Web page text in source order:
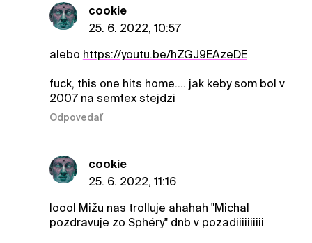
cookie
25. 6. 2022, 10:57
alebo https://youtu.be/hZGJ9EAzeDE
fuck, this one hits home.... jak keby som bol v
2007 na semtex stejdzi
Odpovedať
cookie
25. 6. 2022, 11:16
loool Mižu nas trolluje ahahah "Michal
pozdravuje zo Sphéry" dnb v pozadiiiiiiiiii